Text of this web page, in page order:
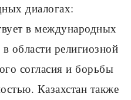
диалогах:
в международных
области религиозной
согласия и борьбы
Казахстан также